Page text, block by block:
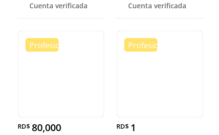
Cuenta verificada Cuenta verificada
RD$ 80,000 RD$ 1